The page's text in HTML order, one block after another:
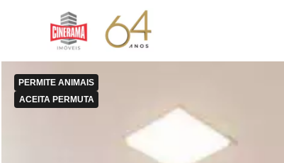
PERMITE ANIMAIS
ACEITA PERMUTA